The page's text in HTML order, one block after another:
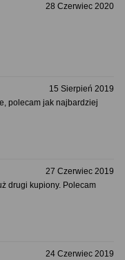
28 Czerwiec 2020
15 Sierpień 2019
polecam jak najbardziej
27 Czerwiec 2019
drugi kupiony. Polecam
24 Czerwiec 2019